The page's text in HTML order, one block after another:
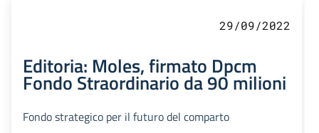
29/09/2022
Editoria: Moles, firmato Dpcm
Fondo Straordinario da 90 milioni
Fondo strategico per il futuro del comparto